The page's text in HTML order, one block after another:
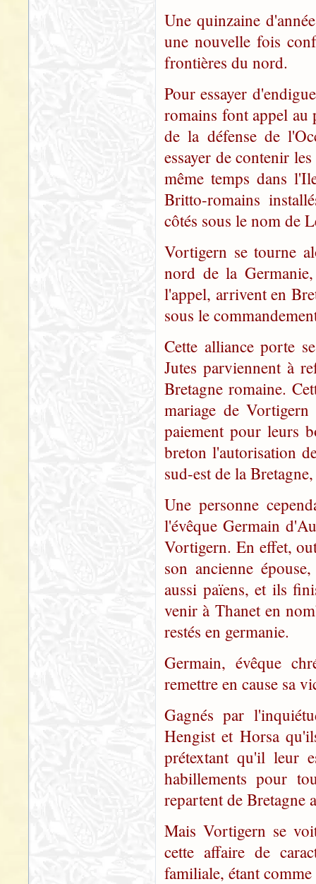
Une quinzaine
une nouvelle fois
frontières du nord.
Pour essayer
romains font appel au
de la défense de
essayer de contenir
même temps dans
Britto-romains
côtés sous le nom de
Vortigern se tourne
nord de la
l'appel, arrivent en
sous le
Cette alliance porte
Jutes parviennent à
Bretagne romaine.
mariage de
paiement pour leurs
breton l'autorisation
sud-est de la
Une personne
l'évêque Germain
Vortigern. En effet,
son ancienne
aussi païens, et ils
venir à Thanet en
restés en germanie.
Germain, évêque
remettre en cause sa
Gagnés par
Hengist et Horsa
prétextant qu'il leur
habillements pour
repartent de Bretagne
Mais Vortigern se
cette affaire de
familiale, étant